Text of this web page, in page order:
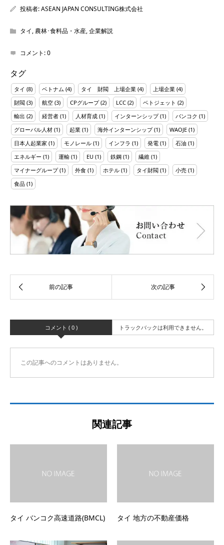
投稿者:ASEAN JAPAN CONSULTING株式会社
タイ, 農林･食料品・水産,企業解説
コメント:0
タグ
タイ (8) ベトナム (4) タイ 財閥 上場企業 (4) 上場企業 (4)
財閥 (3) 航空 (3) CPグループ(2) LCC (2) ベトジェット (2)
輸出 (2) 経営者 (1) 人材育成 (1) インターンシップ(1) バンコク (1)
グローバル人材 (1) 起業 (1) 海外インターンシップ(1) WAOJE (1)
日本人起業家 (1) モノレール (1) インフラ (1) 発電 (1) 石油 (1)
エネルギー (1) 運輸 (1) EU (1) 鉄鋼 (1) 繊維 (1)
マイナーグループ(1) 外食 (1) ホテル (1) タイ財閥 (1) 小売 (1)
食品 (1)
コメント ( 0 ) トラックバックは利用できません。
この記事へのコメントはありません。
関連記事
タイ バンコク高速道路(BMCL) タイ 地方の不動産価格